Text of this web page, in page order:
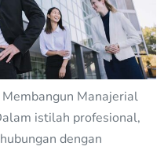
Manajerial
istilah profesional,
dengan